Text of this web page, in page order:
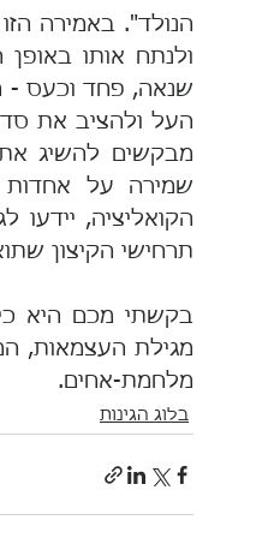
תרחישי הקיצון
מלחמת-אחים.
בלוג הגינות